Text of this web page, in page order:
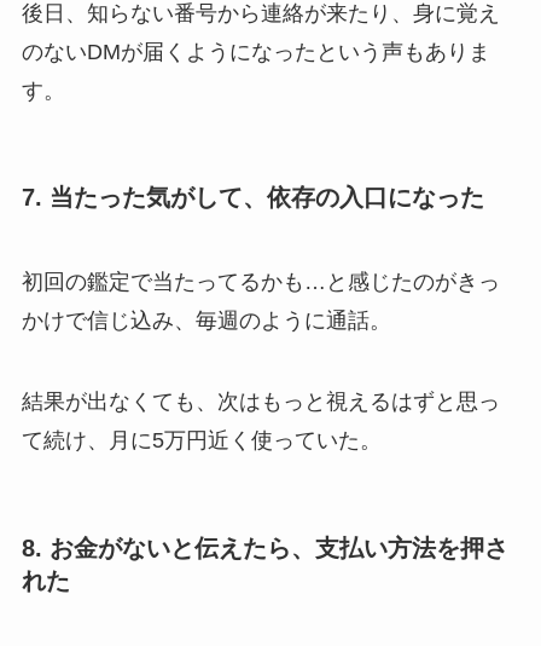
後日、知らない番号から連絡が来たり、身に覚え
のないDMが届くようになったという声もありま
す。
7. 当たった気がして、依存の入口になった
初回の鑑定で当たってるかも…と感じたのがきっ
かけで信じ込み、毎週のように通話。
結果が出なくても、次はもっと視えるはずと思っ
て続け、月に5万円近く使っていた。
8. お金がないと伝えたら、支払い方法を押さ
れた